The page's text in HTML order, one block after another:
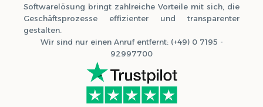
Softwarelösung bringt zahlreiche Vorteile mit sich, die
Geschäftsprozesse effizienter und transparenter
gestalten.
Wir sind nur einen Anruf entfernt: (+49) 0 7195 -
92997700